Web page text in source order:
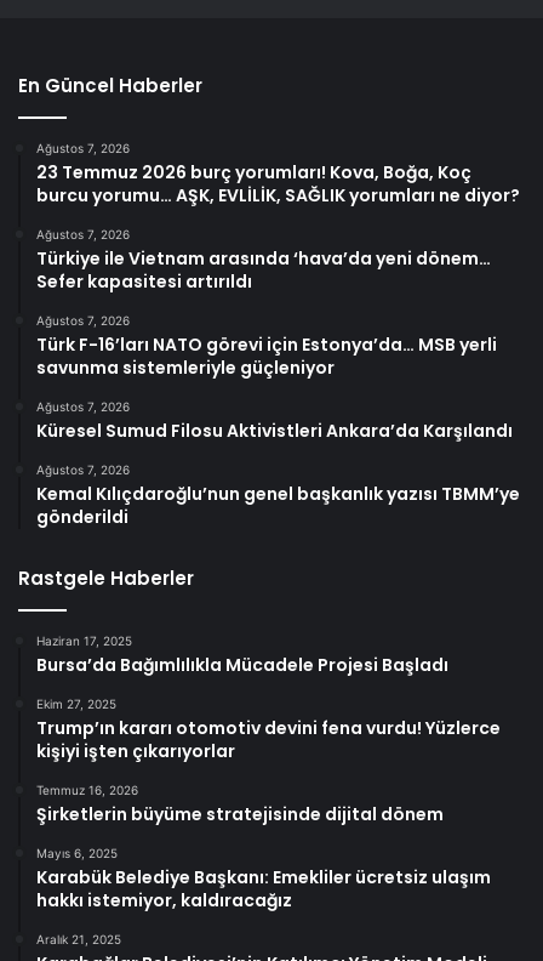
En Güncel Haberler
Ağustos 7, 2026
23 Temmuz 2026 burç yorumları! Kova, Boğa, Koç
burcu yorumu… AŞK, EVLİLİK, SAĞLIK yorumları ne diyor?
Ağustos 7, 2026
Türkiye ile Vietnam arasında ‘hava’da yeni dönem…
Sefer kapasitesi artırıldı
Ağustos 7, 2026
Türk F-16’ları NATO görevi için Estonya’da… MSB yerli
savunma sistemleriyle güçleniyor
Ağustos 7, 2026
Küresel Sumud Filosu Aktivistleri Ankara’da Karşılandı
Ağustos 7, 2026
Kemal Kılıçdaroğlu’nun genel başkanlık yazısı TBMM’ye
gönderildi
Rastgele Haberler
Haziran 17, 2025
Bursa’da Bağımlılıkla Mücadele Projesi Başladı
Ekim 27, 2025
Trump’ın kararı otomotiv devini fena vurdu! Yüzlerce
kişiyi işten çıkarıyorlar
Temmuz 16, 2026
Şirketlerin büyüme stratejisinde dijital dönem
Mayıs 6, 2025
Karabük Belediye Başkanı: Emekliler ücretsiz ulaşım
hakkı istemiyor, kaldıracağız
Aralık 21, 2025